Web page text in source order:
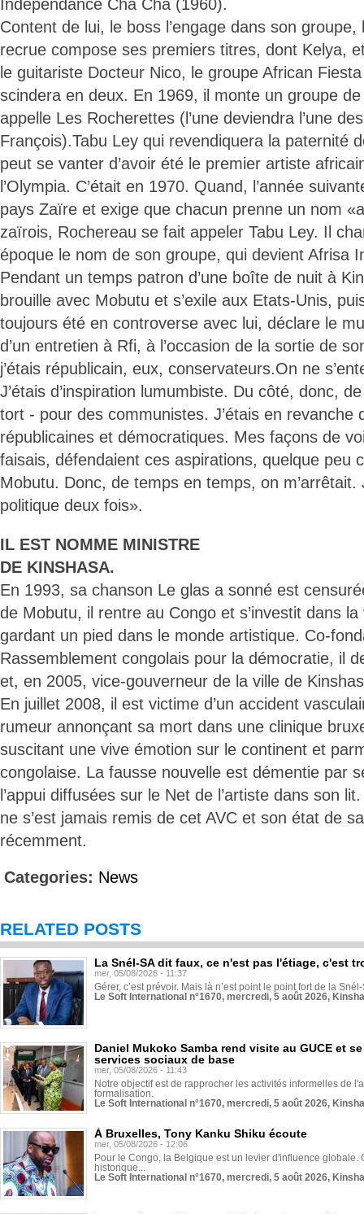
Indépendance Cha Cha (1960).
Content de lui, le boss l’engage dans son groupe,
recrue compose ses premiers titres, dont Kelya,
le guitariste Docteur Nico, le groupe African
scindera en deux. En 1969, il monte un groupe de
appelle Les Rocherettes (l’une deviendra l’une
François).Tabu Ley qui revendiquera la paternité
peut se vanter d’avoir été le premier artiste
l’Olympia. C’était en 1970. Quand, l’année
pays Zaïre et exige que chacun prenne un nom
zaïrois, Rochereau se fait appeler Tabu Ley. Il
époque le nom de son groupe, qui devient Afrisa
Pendant un temps patron d’une boîte de nuit à
brouille avec Mobutu et s’exile aux Etats-Unis,
toujours été en controverse avec lui, déclare le
d’un entretien à Rfi, à l’occasion de la sortie de
j’étais républicain, eux, conservateurs.On ne
J’étais d’inspiration lumumbiste. Du côté, donc,
tort - pour des communistes. J’étais en revanche
républicaines et démocratiques. Mes façons de
faisais, défendaient ces aspirations, quelque peu
Mobutu. Donc, de temps en temps, on m’arrêtait.
politique deux fois».
IL EST NOMME MINISTRE
DE KINSHASA.
En 1993, sa chanson Le glas a sonné est
de Mobutu, il rentre au Congo et s’investit dans
gardant un pied dans le monde artistique. Co-
Rassemblement congolais pour la démocratie, il
et, en 2005, vice-gouverneur de la ville de
En juillet 2008, il est victime d’un accident
rumeur annonçant sa mort dans une clinique
suscitant une vive émotion sur le continent et
congolaise. La fausse nouvelle est démentie par
l’appui diffusées sur le Net de l’artiste dans son
ne s’est jamais remis de cet AVC et son état de
récemment.
Categories: News
RELATED POSTS
La Snél-SA dit faux, ce n'est pas l'étiage, c'est
mer, 05/08/2026 - 11:37
Gérer, c’est prévoir. Mais là n’est point le point fort de la
Le Soft International n°1670, mercredi, 5 août 2026,
Daniel Mukoko Samba rend visite au GUCE et
services sociaux de base
mer, 05/08/2026 - 11:43
Notre objectif est de rapprocher les activités informelles de
formalisation.
Le Soft International n°1670, mercredi, 5 août 2026,
À Bruxelles, Tony Kanku Shiku écoute
mer, 05/08/2026 - 12:06
Pour le Congo, la Belgique est un levier d'influence globale.
historique...
Le Soft International n°1670, mercredi, 5 août 2026,